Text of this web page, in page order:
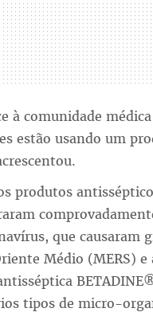
à comunidade
estão usando um
produtos
que causaram
Médio (MERS)
tipos de micro-